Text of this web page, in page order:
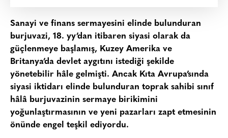
Sanayi ve finans sermayesini elinde bulunduran
burjuvazi, 18. yy’dan itibaren siyasi olarak da
güçlenmeye başlamış, Kuzey Amerika ve
Britanya’da devlet aygıtını istediği şekilde
yönetebilir hâle gelmişti. Ancak Kıta Avrupa’sında
siyasi iktidarı elinde bulunduran toprak sahibi sınıf
hâlâ burjuvazinin sermaye birikimini
yoğunlaştırmasının ve yeni pazarları zapt etmesinin
önünde engel teşkil ediyordu.